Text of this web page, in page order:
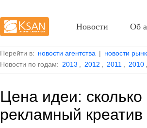
Перейти в: новости агентства | новости
Новости по годам: 2013 2012 2011 2010
Цена идеи: сколько
рекламный креатив
Новости Об